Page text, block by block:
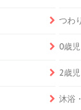
つわり
0歳児
2歳児
沐浴